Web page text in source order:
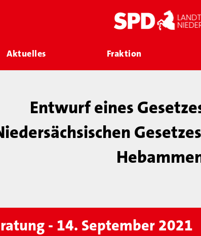
Aktuelles Fraktion
Entwurf eines
- 14. September 2021